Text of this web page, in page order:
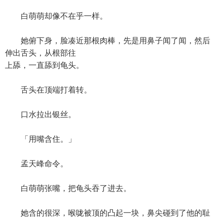
白萌萌却像不在乎一样。
她俯下身，脸凑近那根肉棒，先是用鼻子闻了闻，然后
伸出舌头，从根部往
上舔，一直舔到龟头。
舌头在顶端打着转。
口水拉出银丝。
「用嘴含住。」
孟天峰命令。
白萌萌张嘴，把龟头吞了进去。
她含的很深，喉咙被顶的凸起一块，鼻尖碰到了他的耻